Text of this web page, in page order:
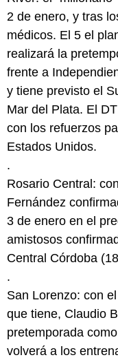
2 de enero, y tras
médicos. El 5 el
realizará la
frente a
y tiene previsto el
Mar del Plata. El
con los refuerzos
Estados Unidos.
.
Rosario Central:
Fernández
3 de enero en el
amistosos
Central Córdoba
.
San Lorenzo: con
que tiene, Claudio
pretemporada
volverá a los